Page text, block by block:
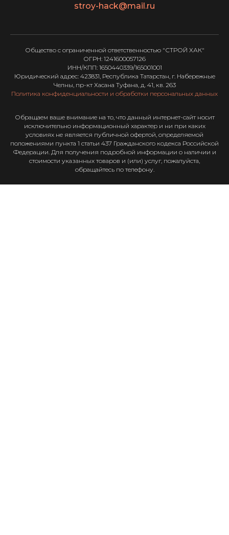
stroy-hack@mail.ru
Общество с ограниченной ответственностью "СТРОЙ ХАК"
ОГРН: 1241600057126
ИНН/КПП: 1650440339/165001001
Юридический адрес: 423831, Республика Татарстан, г. Набережные
Челны, пр-кт Хасана Туфана, д. 41, кв. 263
Политика конфиденциальности и обработки персональных данных
Обращаем ваше внимание на то, что данный интернет-сайт носит
исключительно информационный характер и ни при каких
условиях не является публичной офертой, определяемой
положениями пункта 1 статьи 437 Гражданского кодекса Российской
Федерации. Для получения подробной информации о наличии и
стоимости указанных товаров и (или) услуг, пожалуйста,
обращайтесь по телефону.